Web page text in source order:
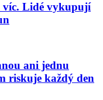
víc. Lidé vykupují
ani jednu
riskuje každý den